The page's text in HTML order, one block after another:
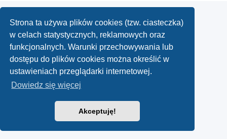
Strona ta używa plików cookies (tzw. ciasteczka)
w celach statystycznych, reklamowych oraz
funkcjonalnych. Warunki przechowywania lub
dostępu do plików cookies można określić w
ustawieniach przeglądarki internetowej.
Dowiedz się więcej
Akceptuję!